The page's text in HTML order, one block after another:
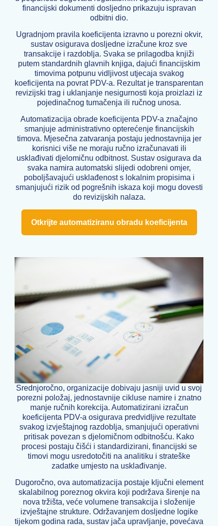
financijski dokumenti dosljedno prikazuju ispravan
odbitni dio.
Ugradnjom pravila koeficijenta izravno u porezni okvir,
sustav osigurava dosljedne izračune kroz sve
transakcije i razdoblja. Svaka se prilagodba knjiži
putem standardnih glavnih knjiga, dajući financijskim
timovima potpunu vidljivost utjecaja svakog
koeficijenta na povrat PDV-a. Rezultat je transparentan
revizijski trag i uklanjanje nesigurnosti koja proizlazi iz
pojedinačnog tumačenja ili ručnog unosa.
Automatizacija obrade koeficijenta PDV-a značajno
smanjuje administrativno opterećenje financijskih
timova. Mjesečna zatvaranja postaju jednostavnija jer
korisnici više ne moraju ručno izračunavati ili
usklađivati djelomičnu odbitnost. Sustav osigurava da
svaka namira automatski slijedi odobreni omjer,
poboljšavajući usklađenost s lokalnim propisima i
smanjujući rizik od pogrešnih iskaza koji mogu dovesti
do revizijskih nalaza.
Otkrijte automatiziranu obradu koeficijenta
Srednjoročno, organizacije dobivaju jasniji uvid u svoj
porezni položaj, jednostavnije cikluse namire i znatno
manje ručnih korekcija. Automatizirani izračun
koeficijenta PDV-a osigurava predvidljive rezultate
svakog izvještajnog razdoblja, smanjujući operativni
pritisak povezan s djelomičnom odbitnošću. Kako
procesi postaju čišći i standardizirani, financijski se
timovi mogu usredotočiti na analitiku i strateške
zadatke umjesto na usklađivanje.
Dugoročno, ova automatizacija postaje ključni element
skalabilnog poreznog okvira koji podržava širenje na
nova tržišta, veće volumene transakcija i složenije
izvještajne strukture. Održavanjem dosljedne logike
tijekom godina rada, sustav jača upravljanje, povećava